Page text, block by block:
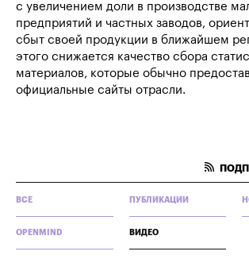
с увеличением доли в производстве
предприятий и частных заводов,
сбыт своей продукции в ближайшем
этого снижается качество сбора
материалов, которые обычно
официальные сайты отрасли.
ВСЕ ПУБЛИКАЦИИ
OPENMIND ВИДЕО